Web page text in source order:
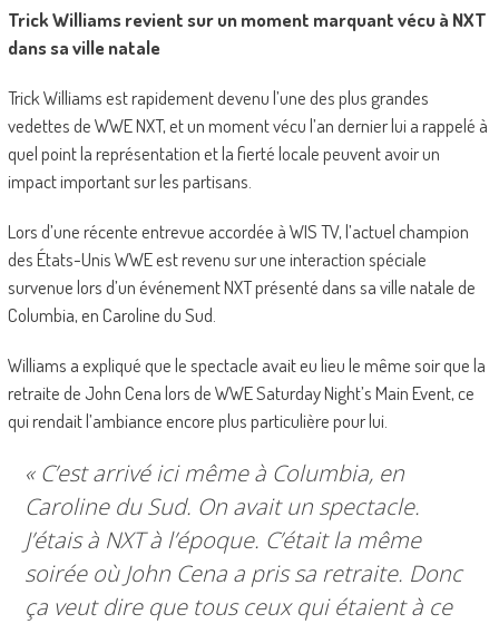
Trick Williams revient sur un moment marquant vécu à NXT
dans sa ville natale
Trick Williams est rapidement devenu l’une des plus grandes
vedettes de WWE NXT, et un moment vécu l’an dernier lui a rappelé à
quel point la représentation et la fierté locale peuvent avoir un
impact important sur les partisans.
Lors d’une récente entrevue accordée à WIS TV, l’actuel champion
des États-Unis WWE est revenu sur une interaction spéciale
survenue lors d’un événement NXT présenté dans sa ville natale de
Columbia, en Caroline du Sud.
Williams a expliqué que le spectacle avait eu lieu le même soir que la
retraite de John Cena lors de WWE Saturday Night’s Main Event, ce
qui rendait l’ambiance encore plus particulière pour lui.
« C’est arrivé ici même à Columbia, en
Caroline du Sud. On avait un spectacle.
J’étais à NXT à l’époque. C’était la même
soirée où John Cena a pris sa retraite. Donc
ça veut dire que tous ceux qui étaient à ce